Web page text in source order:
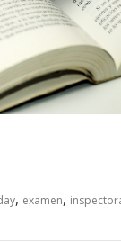
, examen,